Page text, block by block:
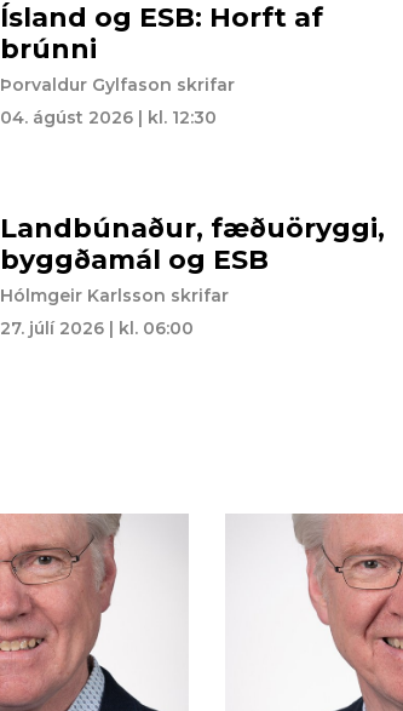
Ísland og ESB: Horft af
brúnni
Þorvaldur Gylfason skrifar
04. ágúst 2026 | kl. 12:30
Landbúnaður, fæðuöryggi,
byggðamál og ESB
Hólmgeir Karlsson skrifar
27. júlí 2026 | kl. 06:00